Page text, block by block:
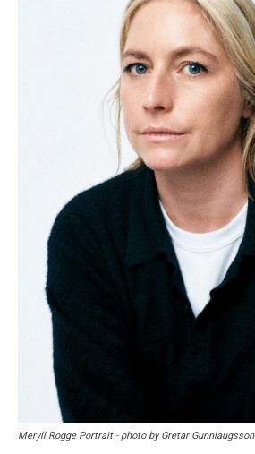
Meryll Rogge Portrait - photo by Gretar Gunnlaugsson